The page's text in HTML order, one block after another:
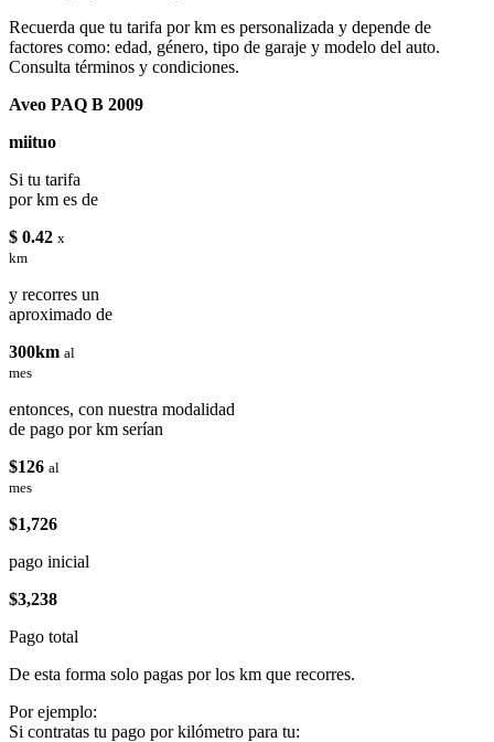
Recuerda que tu tarifa por km es personalizada y depende de
factores como: edad, género, tipo de garaje y modelo del auto.
Consulta términos y condiciones.
Aveo PAQ B 2009
miituo
Si tu tarifa
por km es de
$ 0.42 x
km
y recorres un
aproximado de
300km al
mes
entonces, con nuestra modalidad
de pago por km serían
$126 al
mes
$1,726
pago inicial
$3,238
Pago total
De esta forma solo pagas por los km que recorres.
Por ejemplo:
Si contratas tu pago por kilómetro para tu: